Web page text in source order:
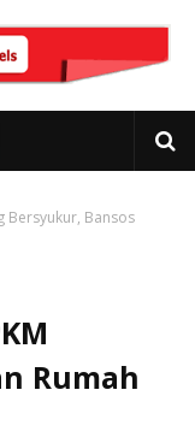
Bersyukur, Bansos
Rumah